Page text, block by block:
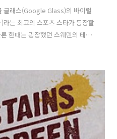
글래스(Google Glass)의 바이럴
는 최고의 스포츠 스타가 등장할
한때는 굉장했던 스웨덴의 테니
도 페더러의 연습 파트너
람들에게 생소한 device다 보니,
사람들에게 보여주고 싶었던 모양
글 글래스의 용도를 그냥, 1인칭
소시켜놓고, 인터넷 연결이나, 그